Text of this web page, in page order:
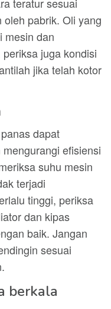
pabrik. Oli yang
mesin dan
juga kondisi
jika telah kotor
dapat
efisiensi
suhu mesin
terjadi
tinggi, periksa
dan kipas
baik. Jangan
sesuai
berkala